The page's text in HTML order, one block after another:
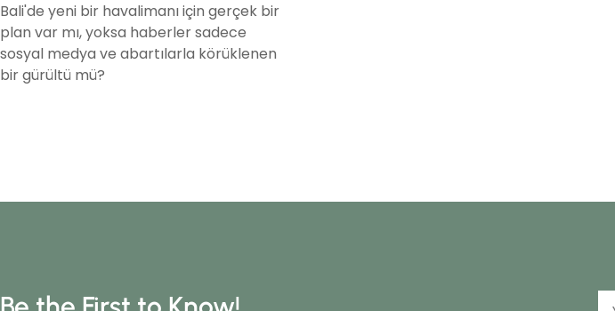
Bali'de yeni bir havalimanı için gerçek bir
plan var mı, yoksa haberler sadece
sosyal medya ve abartılarla körüklenen
bir gürültü mü?